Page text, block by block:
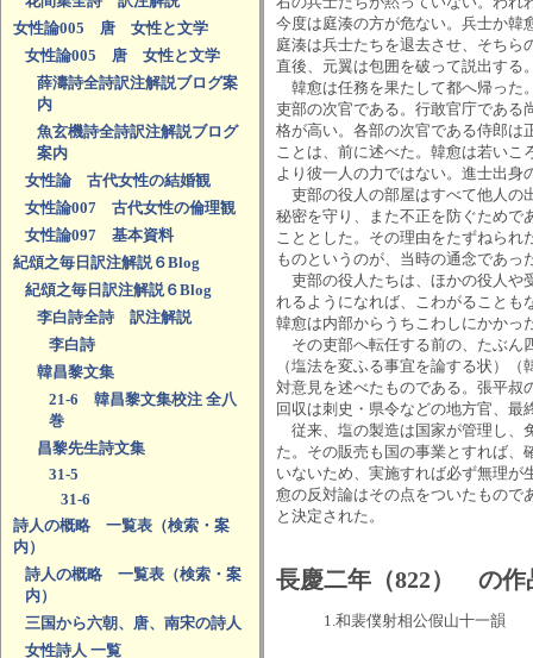
女性論005 唐 女性と文学
女性論005 唐 女性と文学
薛濤詩全詩訳注解説ブログ案
内
魚玄機詩全詩訳注解説ブログ
案内
女性論 古代女性の結婚観
女性論007 古代女性の倫理観
女性論097 基本資料
紀頌之毎日訳注解説６Blog
紀頌之毎日訳注解説６Blog
李白詩全詩 訳注解説
李白詩
韓昌黎文集
21-6 韓昌黎文集校注 全八
巻
昌黎先生詩文集
31-5
31-6
詩人の概略 一覧表（検索・案
内）
詩人の概略 一覧表（検索・案
内）
三国から六朝、唐、南宋の詩人
女性詩人 一覧
今度は庭湊の方が危ない。兵士か韓
庭湊は兵士たちを退去させ、そちら
直後、元翼は包囲を破って説出する
韓愈は任務を果たして都へ帰った
吏部の次官である。行敢官庁である
格が高い。各部の次官である侍郎は
ことは、前に述べた。韓愈は若いこ
より彼一人の力ではない。進士出身
吏部の役人の部屋はすべて他人の
秘密を守り、また不正を防ぐためで
こととした。その理由をたずねられ
ものというのが、当時の通念であ
吏部の役人たちは、ほかの役人や
れるようになれば、こわがることも
韓愈は内部からうちこわしにかかっ
その吏部へ転任する前の、たぶん
（塩法を変ふる事宜を論する状）
対意見を述べたものである。張平叔
回収は刺史・県令などの地方官、
従来、塩の製造は国家が管理し、
た。その販売も国の事業とすれば、
いないため、実施すれば必ず無理が
愈の反対論はその点をついたもので
と決定された。
長慶二年（822） の作
1.和裴僕射相公假山十一韻